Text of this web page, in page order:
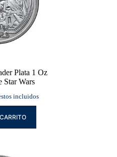
Plata 1 Oz
Wars
incluidos